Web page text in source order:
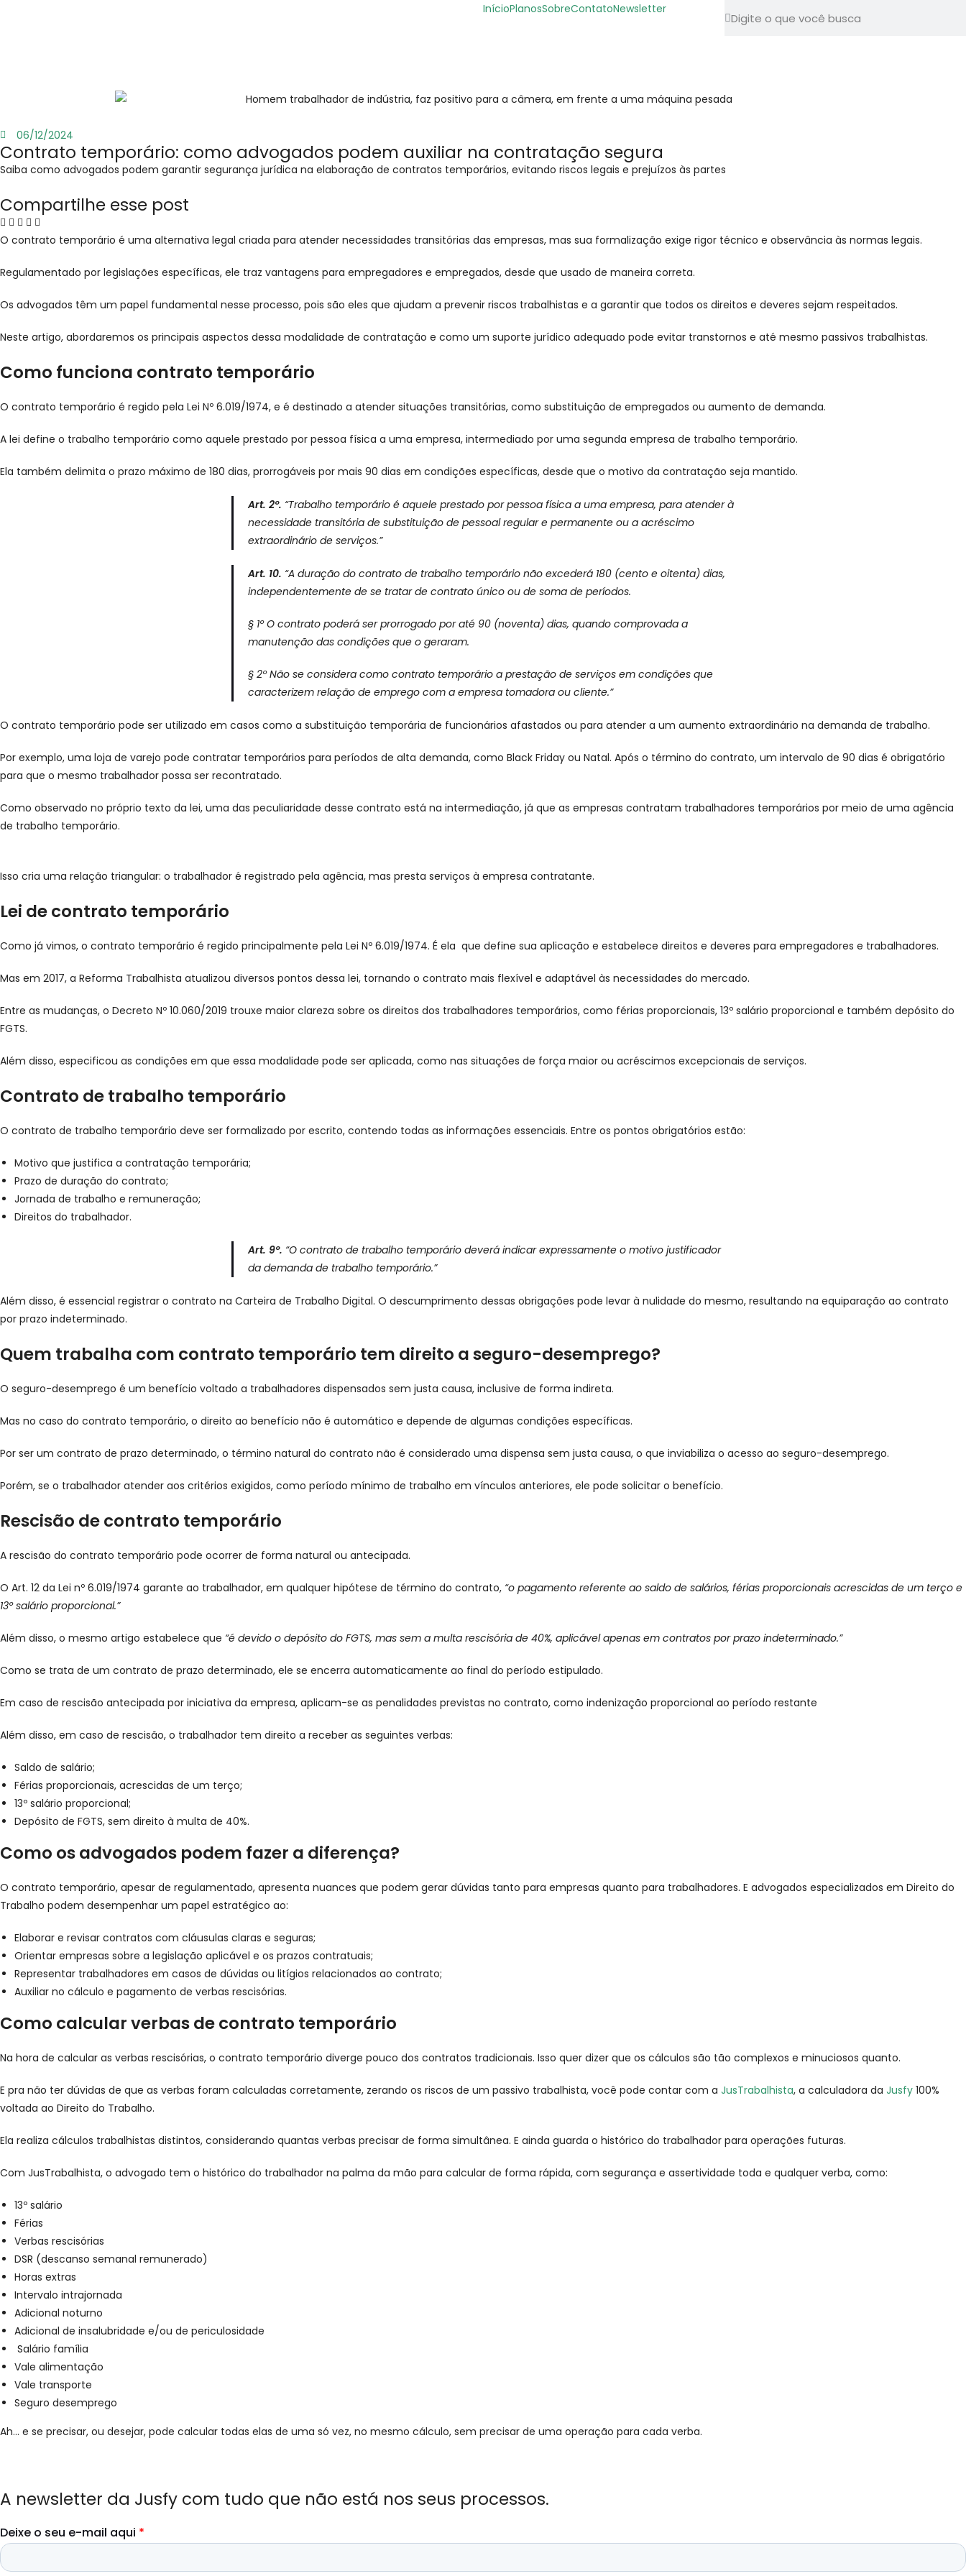
InícioPlanosSobreContatoNewsletter
06/12/2024
Contrato temporário: como advogados podem auxiliar na contratação segura
Saiba como advogados podem garantir segurança jurídica na elaboração de contratos temporários, evitando riscos legais e prejuízos às partes
Compartilhe esse post
O contrato temporário é uma alternativa legal criada para atender necessidades transitórias das empresas, mas sua formalização exige rigor técnico e observância às normas legais.
Regulamentado por legislações específicas, ele traz vantagens para empregadores e empregados, desde que usado de maneira correta.
Os advogados têm um papel fundamental nesse processo, pois são eles que ajudam a prevenir riscos trabalhistas e a garantir que todos os direitos e deveres sejam respeitados.
Neste artigo, abordaremos os principais aspectos dessa modalidade de contratação e como um suporte jurídico adequado pode evitar transtornos e até mesmo passivos trabalhistas.
Como funciona contrato temporário
O contrato temporário é regido pela Lei Nº 6.019/1974, e é destinado a atender situações transitórias, como substituição de empregados ou aumento de demanda.
A lei define o trabalho temporário como aquele prestado por pessoa física a uma empresa, intermediado por uma segunda empresa de trabalho temporário.
Ela também delimita o prazo máximo de 180 dias, prorrogáveis por mais 90 dias em condições específicas, desde que o motivo da contratação seja mantido.
Art. 2º. “Trabalho temporário é aquele prestado por pessoa física a uma empresa, para atender à
necessidade transitória de substituição de pessoal regular e permanente ou a acréscimo
extraordinário de serviços.”
Art. 10. “A duração do contrato de trabalho temporário não excederá 180 (cento e oitenta) dias,
independentemente de se tratar de contrato único ou de soma de períodos.
§ 1º O contrato poderá ser prorrogado por até 90 (noventa) dias, quando comprovada a
manutenção das condições que o geraram.
§ 2º Não se considera como contrato temporário a prestação de serviços em condições que
caracterizem relação de emprego com a empresa tomadora ou cliente.”
O contrato temporário pode ser utilizado em casos como a substituição temporária de funcionários afastados ou para atender a um aumento extraordinário na demanda de trabalho.
Por exemplo, uma loja de varejo pode contratar temporários para períodos de alta demanda, como Black Friday ou Natal. Após o término do contrato, um intervalo de 90 dias é obrigatório
para que o mesmo trabalhador possa ser recontratado.
Como observado no próprio texto da lei, uma das peculiaridade desse contrato está na intermediação, já que as empresas contratam trabalhadores temporários por meio de uma agência
de trabalho temporário.
Isso cria uma relação triangular: o trabalhador é registrado pela agência, mas presta serviços à empresa contratante.
Lei de contrato temporário
Como já vimos, o contrato temporário é regido principalmente pela Lei Nº 6.019/1974. É ela que define sua aplicação e estabelece direitos e deveres para empregadores e trabalhadores.
Mas em 2017, a Reforma Trabalhista atualizou diversos pontos dessa lei, tornando o contrato mais flexível e adaptável às necessidades do mercado.
Entre as mudanças, o Decreto Nº 10.060/2019 trouxe maior clareza sobre os direitos dos trabalhadores temporários, como férias proporcionais, 13º salário proporcional e também depósito do
FGTS.
Além disso, especificou as condições em que essa modalidade pode ser aplicada, como nas situações de força maior ou acréscimos excepcionais de serviços.
Contrato de trabalho temporário
O contrato de trabalho temporário deve ser formalizado por escrito, contendo todas as informações essenciais. Entre os pontos obrigatórios estão:
Motivo que justifica a contratação temporária;
Prazo de duração do contrato;
Jornada de trabalho e remuneração;
Direitos do trabalhador.
Art. 9º. “O contrato de trabalho temporário deverá indicar expressamente o motivo justificador
da demanda de trabalho temporário.”
Além disso, é essencial registrar o contrato na Carteira de Trabalho Digital. O descumprimento dessas obrigações pode levar à nulidade do mesmo, resultando na equiparação ao contrato
por prazo indeterminado.
Quem trabalha com contrato temporário tem direito a seguro-desemprego?
O seguro-desemprego é um benefício voltado a trabalhadores dispensados sem justa causa, inclusive de forma indireta.
Mas no caso do contrato temporário, o direito ao benefício não é automático e depende de algumas condições específicas.
Por ser um contrato de prazo determinado, o término natural do contrato não é considerado uma dispensa sem justa causa, o que inviabiliza o acesso ao seguro-desemprego.
Porém, se o trabalhador atender aos critérios exigidos, como período mínimo de trabalho em vínculos anteriores, ele pode solicitar o benefício.
Rescisão de contrato temporário
A rescisão do contrato temporário pode ocorrer de forma natural ou antecipada.
O Art. 12 da Lei nº 6.019/1974 garante ao trabalhador, em qualquer hipótese de término do contrato, “o pagamento referente ao saldo de salários, férias proporcionais acrescidas de um terço e
13º salário proporcional.”
Além disso, o mesmo artigo estabelece que “é devido o depósito do FGTS, mas sem a multa rescisória de 40%, aplicável apenas em contratos por prazo indeterminado.”
Como se trata de um contrato de prazo determinado, ele se encerra automaticamente ao final do período estipulado.
Em caso de rescisão antecipada por iniciativa da empresa, aplicam-se as penalidades previstas no contrato, como indenização proporcional ao período restante
Além disso, em caso de rescisão, o trabalhador tem direito a receber as seguintes verbas:
Saldo de salário;
Férias proporcionais, acrescidas de um terço;
13º salário proporcional;
Depósito de FGTS, sem direito à multa de 40%.
Como os advogados podem fazer a diferença?
O contrato temporário, apesar de regulamentado, apresenta nuances que podem gerar dúvidas tanto para empresas quanto para trabalhadores. E advogados especializados em Direito do
Trabalho podem desempenhar um papel estratégico ao:
Elaborar e revisar contratos com cláusulas claras e seguras;
Orientar empresas sobre a legislação aplicável e os prazos contratuais;
Representar trabalhadores em casos de dúvidas ou litígios relacionados ao contrato;
Auxiliar no cálculo e pagamento de verbas rescisórias.
Como calcular verbas de contrato temporário
Na hora de calcular as verbas rescisórias, o contrato temporário diverge pouco dos contratos tradicionais. Isso quer dizer que os cálculos são tão complexos e minuciosos quanto.
E pra não ter dúvidas de que as verbas foram calculadas corretamente, zerando os riscos de um passivo trabalhista, você pode contar com a JusTrabalhista, a calculadora da Jusfy 100%
voltada ao Direito do Trabalho.
Ela realiza cálculos trabalhistas distintos, considerando quantas verbas precisar de forma simultânea. E ainda guarda o histórico do trabalhador para operações futuras.
Com JusTrabalhista, o advogado tem o histórico do trabalhador na palma da mão para calcular de forma rápida, com segurança e assertividade toda e qualquer verba, como:
13º salário
Férias
Verbas rescisórias
DSR (descanso semanal remunerado)
Horas extras
Intervalo intrajornada
Adicional noturno
Adicional de insalubridade e/ou de periculosidade
Salário família
Vale alimentação
Vale transporte
Seguro desemprego
Ah… e se precisar, ou desejar, pode calcular todas elas de uma só vez, no mesmo cálculo, sem precisar de uma operação para cada verba.
A newsletter da Jusfy com tudo que não está nos seus processos.